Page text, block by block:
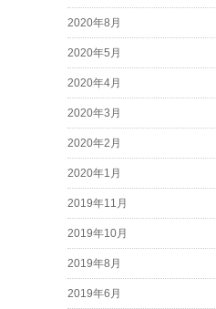
2020年8月
2020年5月
2020年4月
2020年3月
2020年2月
2020年1月
2019年11月
2019年10月
2019年8月
2019年6月